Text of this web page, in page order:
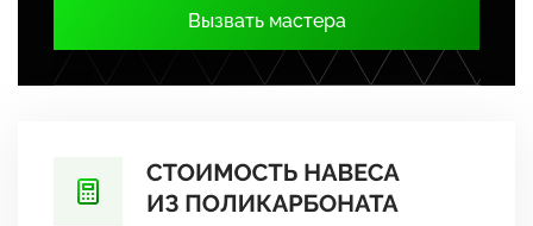
Вызвать мастера